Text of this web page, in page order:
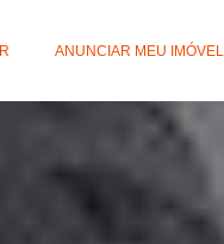
ANUNCIAR MEU IMÓVEL